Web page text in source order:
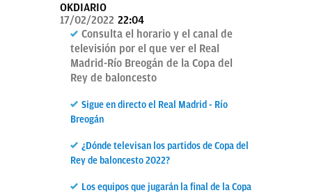
OKDIARIO
17/02/2022 22:04
Consulta el horario y el canal de
televisión por el que ver el Real
Madrid-Río Breogán de la Copa del
Rey de baloncesto
Sigue en directo el Real Madrid - Río
Breogán
¿Dónde televisan los partidos de Copa del
Rey de baloncesto 2022?
Los equipos que jugarán la final de la Copa